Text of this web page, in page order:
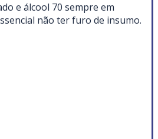
e álcool 70 sempre em
não ter furo de insumo.